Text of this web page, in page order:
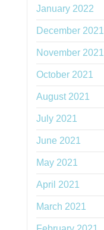
January 2022
December 2021
November 2021
October 2021
August 2021
July 2021
June 2021
May 2021
April 2021
March 2021